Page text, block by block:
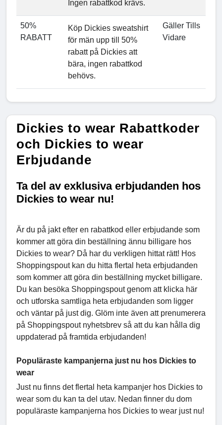
Ingen rabattkod krävs.
50%
RABATT
Köp Dickies sweatshirt
för män upp till 50%
rabatt på Dickies att
bära, ingen rabattkod
behövs.
Gäller Tills
Vidare
Dickies to wear Rabattkoder
och Dickies to wear
Erbjudande
Ta del av exklusiva erbjudanden hos
Dickies to wear nu!
Är du på jakt efter en rabattkod eller erbjudande som
kommer att göra din beställning ännu billigare hos
Dickies to wear? Då har du verkligen hittat rätt! Hos
Shoppingspout kan du hitta flertal heta erbjudanden
som kommer att göra din beställning mycket billigare.
Du kan besöka Shoppingspout genom att klicka här
och utforska samtliga heta erbjudanden som ligger
och väntar på just dig. Glöm inte även att prenumerera
på Shoppingspout nyhetsbrev så att du kan hålla dig
uppdaterad på framtida erbjudanden!
Populäraste kampanjerna just nu hos Dickies to
wear
Just nu finns det flertal heta kampanjer hos Dickies to
wear som du kan ta del utav. Nedan finner du dom
populäraste kampanjerna hos Dickies to wear just nu!